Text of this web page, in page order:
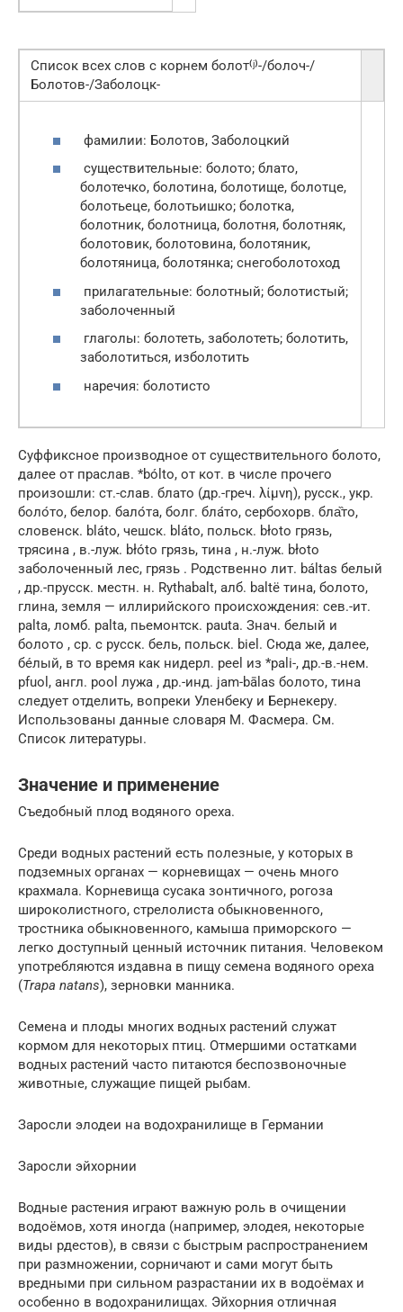
Список всех слов с корнем болот⁽ʲ⁾-/болоч-/
Болотов-/Заболоцк-
фамилии: Болотов, Заболоцкий
существительные: болото; блато,
болотечко, болотина, болотище, болотце,
болотьеце, болотьишко; болотка,
болотник, болотница, болотня, болотняк,
болотовик, болотовина, болотяник,
болотяница, болотянка; снегоболотоход
прилагательные: болотный; болотистый;
заболоченный
глаголы: болотеть, заболотеть; болотить,
заболотиться, изболотить
наречия: болотисто
Суффиксное производное от существительного болото,
далее от праслав. *bólto, от кот. в числе прочего
произошли: ст.-слав. блато (др.-греч. λίμνη), русск., укр.
боло́то, белор. бало́та, болг. бла́то, сербохорв. бла̏то,
словенск. bláto, чешск. bláto, польск. błoto грязь,
трясина , в.-луж. błóto грязь, тина , н.-луж. błoto
заболоченный лес, грязь . Родственно лит. báltas белый
, др.-прусск. местн. н. Rythabalt, алб. baltë тина, болото,
глина, земля — иллирийского происхождения: сев.-ит.
palta, ломб. palta, пьемонтск. pauta. Знач. белый и
болото , ср. с русск. бель, польск. biel. Сюда же, далее,
бе́лый, в то время как нидерл. peel из *pali-, др.-в.-нем.
pfuol, англ. pool лужа , др.-инд. jam-bālas болото, тина
следует отделить, вопреки Уленбеку и Бернекеру.
Использованы данные словаря М. Фасмера. См.
Список литературы.
Значение и применение
Съедобный плод водяного ореха.
Среди водных растений есть полезные, у которых в
подземных органах — корневищах — очень много
крахмала. Корневища сусака зонтичного, рогоза
широколистного, стрелолиста обыкновенного,
тростника обыкновенного, камыша приморского —
легко доступный ценный источник питания. Человеком
употребляются издавна в пищу семена водяного ореха
(Trapa natans), зерновки манника.
Семена и плоды многих водных растений служат
кормом для некоторых птиц. Отмершими остатками
водных растений часто питаются беспозвоночные
животные, служащие пищей рыбам.
Заросли элодеи на водохранилище в Германии
Заросли эйхорнии
Водные растения играют важную роль в очищении
водоёмов, хотя иногда (например, элодея, некоторые
виды рдестов), в связи с быстрым распространением
при размножении, сорничают и сами могут быть
вредными при сильном разрастании их в водоёмах и
особенно в водохранилищах. Эйхорния отличная